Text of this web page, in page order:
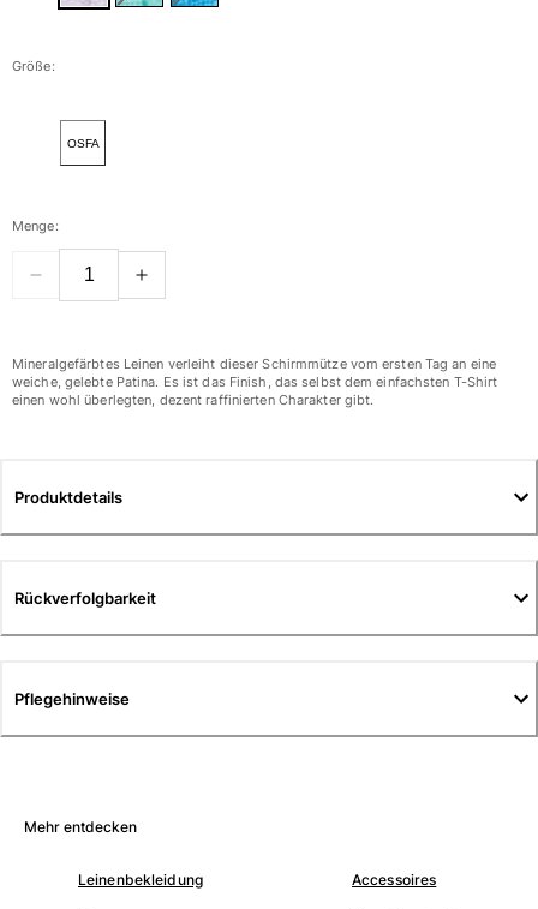
Alle Damen anzeigen
Bademode
Oberteile
Badeanzug
Alle Bademode anzeigen
Bekleidung
Hemden
Hosen
Alle Bekleidung anzeigen
Alle Yachting collection anzeigen
Jungen
Größe:
OSFA
Menge:
Mineralgefärbtes Leinen verleiht dieser Schirmmütze vom ersten Tag an eine
weiche, gelebte Patina. Es ist das Finish, das selbst dem einfachsten T-Shirt
einen wohl überlegten, dezent raffinierten Charakter gibt.
Produktdetails
Rückverfolgbarkeit
Pflegehinweise
Mehr entdecken
Leinenbekleidung Accessoires